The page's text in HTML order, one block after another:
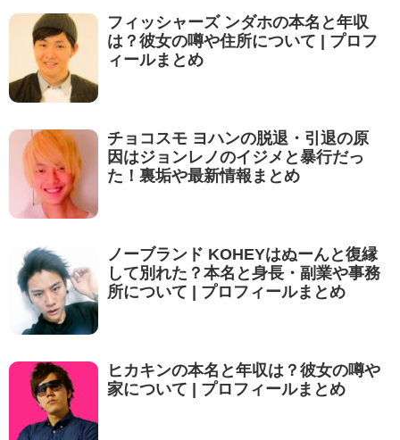
フィッシャーズ ンダホの本名と年収
は？彼女の噂や住所について | プロフ
ィールまとめ
チョコスモ ヨハンの脱退・引退の原
因はジョンレノのイジメと暴行だっ
た！裏垢や最新情報まとめ
ノーブランド KOHEYはぬーんと復縁
して別れた？本名と身長・副業や事務
所について | プロフィールまとめ
ヒカキンの本名と年収は？彼女の噂や
家について | プロフィールまとめ